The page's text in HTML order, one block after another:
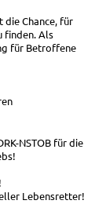
Chance, für
finden. Als
für Betroffene
NSTOB für die
Lebensretter!